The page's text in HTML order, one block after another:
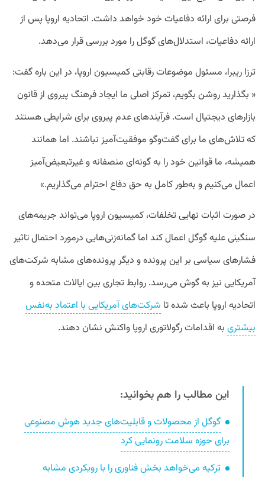
فرصتی برای ارائه دفاعیات خود خواهد داشت. اتحادیه اروپا پس از
ارائه دفاعیات، استدلال‌های گوگل را مورد بررسی قرار می‌دهد.
ترزا ریبرا، مسئول موضوعات رقابتی کمیسیون اروپا، در این باره گفت:
« بگذارید روشن بگویم، تمرکز اصلی ما ایجاد فرهنگ پیروی از قانون
بازارهای دیجتیال است. فرآیند‌های عدم پیروی برای شرایطی هستند
که تلاش‌های ما برای گفت‌وگو موفقیت‌آمیز نباشند. اما همانند
همیشه، ما قوانین خود را به گونه‌ای منصفانه و غیرتبعیض‌آمیز
اعمال می‌کنیم و به‌طور کامل به حق دفاع احترام می‌گذاریم.»
در صورت اثبات نهایی تخلفات، کمیسیون اروپا می‌تواند جریمه‌های
سنگینی علیه گوگل اعمال کند اما گمانه‌زنی‌هایی درمورد احتمال تاثیر
فشارهای سیاسی بر این پرونده و دیگر پرونده‌های مشابه شرکت‌های
آمریکایی نیز به گوش می‌رسد. روابط تجاری بین ایالات متحده و
اتحادیه اروپا باعث شده تا شرکت‌های آمریکایی با اعتماد به‌نفس
بیشتری به اقدامات رگولاتوری اروپا واکنش نشان دهند.
این مطالب را هم بخوانید:
گوگل از محصولات و قابلیت‌های جدید هوش مصنوعی
برای حوزه سلامت رونمایی کرد
ترکیه می‌خواهد بخش فناوری را با رویکردی مشابه